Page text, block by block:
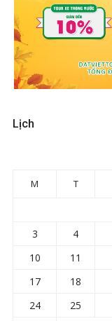
Lịch
M T
3
4
10
11
17
18
24
25